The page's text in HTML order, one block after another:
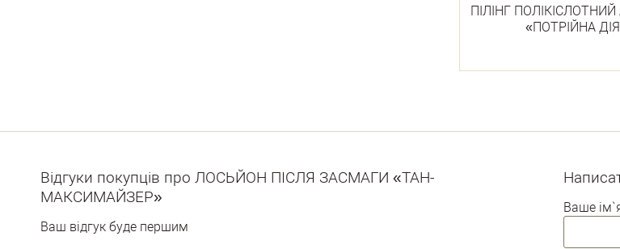
ПІЛІНГ
«ПОТРІЙНА
Відгуки покупців про ЛОСЬЙОН ПІСЛЯ ЗАСМАГИ «ТАН-
МАКСИМАЙЗЕР»
Ваш відгук буде першим
Ваше